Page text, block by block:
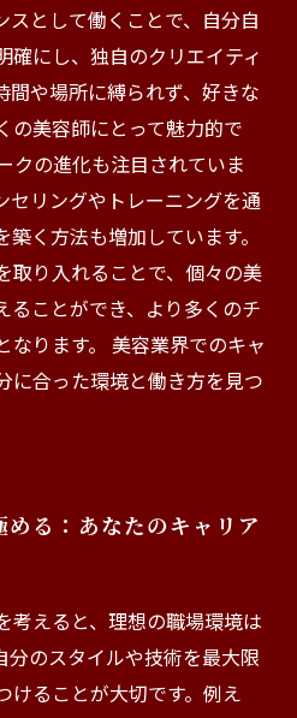
スとして働くことで、自分自
確にし、独自のクリエイティ
間や場所に縛られず、好きな
の美容師にとって魅力的で
クの進化も注目されていま
セリングやトレーニングを通
く方法も増加しています。
取り入れることで、個々の美
ることができ、より多くのチ
なります。 美容業界でのキャ
に合った環境と働き方を見つ
る：あなたのキャリア
考えると、理想の職場環境は
分のスタイルや技術を最大限
けることが大切です。例え